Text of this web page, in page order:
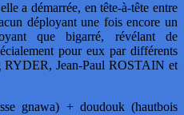
a démarrée, en tête-à-tête entre
déployant une fois encore un
que bigarré, révélant de
pour eux par différents
Jean-Paul ROSTAIN et
gnawa) + doudouk (hautbois